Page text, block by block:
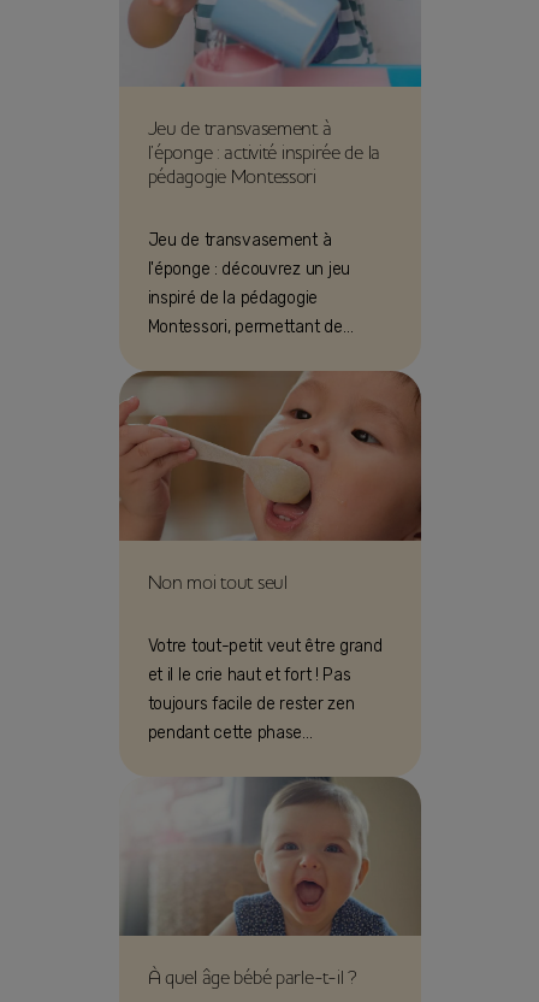
Jeu de transvasement à
l’éponge : activité inspirée de la
pédagogie Montessori
Jeu de transvasement à
l'éponge : découvrez un jeu
inspiré de la pédagogie
Montessori, permettant de
enfant !
Non moi tout seul
Votre tout-petit veut être grand
et il le crie haut et fort ! Pas
toujours facile de rester zen
pendant cette phase
À quel âge bébé parle-t-il ?